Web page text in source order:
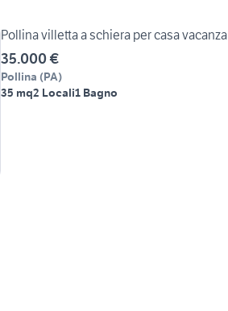
Pollina villetta a schiera per casa vacanza
35.000 €
Pollina (PA)
35 mq2 Locali1 Bagno